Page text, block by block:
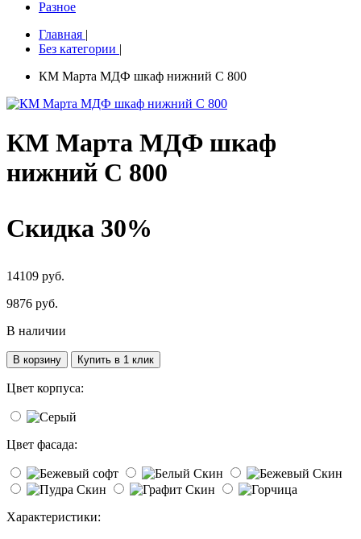
Разное
Главная |
Без категории |
КМ Марта МДФ шкаф нижний С 800
КМ Марта МДФ шкаф
нижний С 800
Скидка 30%
14109 руб.
9876 руб.
В наличии
В корзину Купить в 1 клик
Цвет корпуса:
Цвет фасада:
Характеристики: